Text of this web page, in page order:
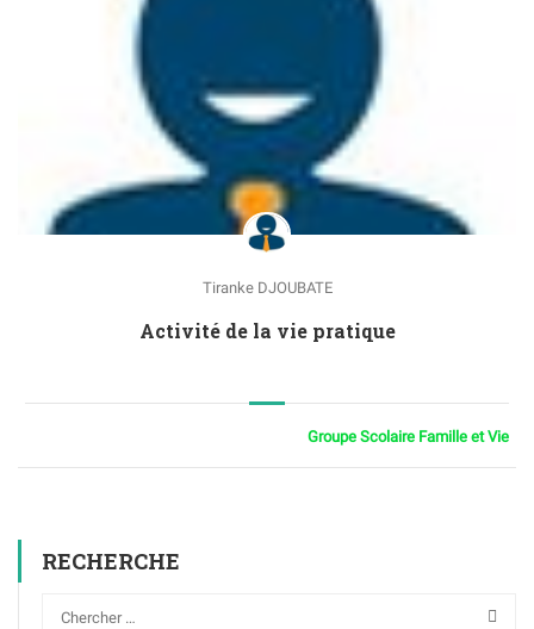
Tiranke DJOUBATE
Activité de la vie pratique
Groupe Scolaire Famille et Vie
RECHERCHE